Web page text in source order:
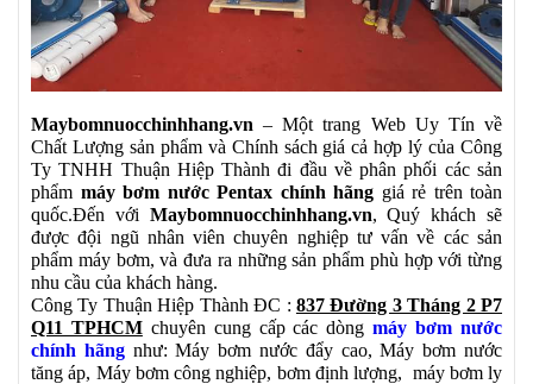
Maybomnuocchinhhang.vn– Một trang Web Uy Tín về
Chất Lượng sản phẩm và Chính sách giá cả hợp lý của Công
Ty TNHH Thuận Hiệp Thành đi đầu về phân phối các sản
phẩm máy bơm nước Pentax chính hãng giá rẻ trên toàn
quốc.Đến với Maybomnuocchinhhang.vn, Quý khách sẽ
được đội ngũ nhân viên chuyên nghiệp tư vấn về các sản
phẩm máy bơm, và đưa ra những sản phẩm phù hợp với từng
nhu cầu của khách hàng.
Công Ty Thuận Hiệp Thành ĐC : 837 Đường 3 Tháng 2 P7
Q11 TPHCM chuyên cung cấp các dòngmáy bơm nước
chính hãngnhư: Máy bơm nước đẩy cao, Máy bơm nước
tăng áp, Máy bơm công nghiệp, bơm định lượng, máy bơm ly